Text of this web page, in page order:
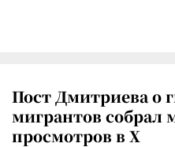
Пост Дмитриева о
мигрантов собрал
просмотров в X